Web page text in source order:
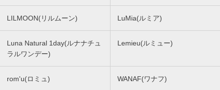
LILMOON(リルムーン) LuMia(ルミア)
Luna Natural 1day(ルナナチュ
ラルワンデー)
Lemieu(ルミュー)
rom'u(ロミュ) WANAF(ワナフ)